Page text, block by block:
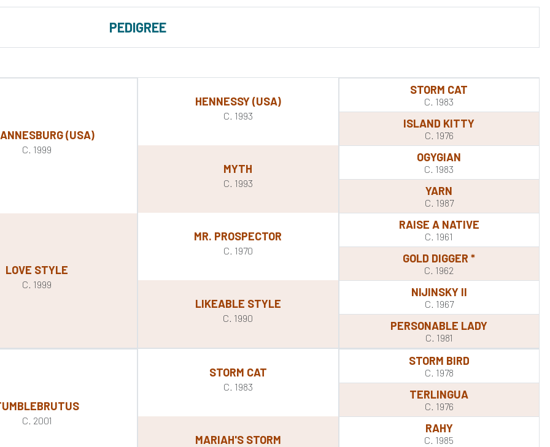
PEDIGREE
(USA)
C. 1999
LOVE STYLE
C. 1999
HENNESSY (USA)
C. 1993
MYTH
C. 1993
MR. PROSPECTOR
C. 1970
LIKEABLE STYLE
C. 1990
STORM CAT
C. 1983
ISLAND KITTY
C. 1976
OGYGIAN
C. 1983
YARN
C. 1987
RAISE A NATIVE
C. 1961
GOLD DIGGER *
C. 1962
NIJINSKY II
C. 1967
PERSONABLE LADY
C. 1981
C. 2001
STORM CAT
C. 1983
MARIAH'S STORM
STORM BIRD
C. 1978
TERLINGUA
C. 1976
RAHY
C. 1985